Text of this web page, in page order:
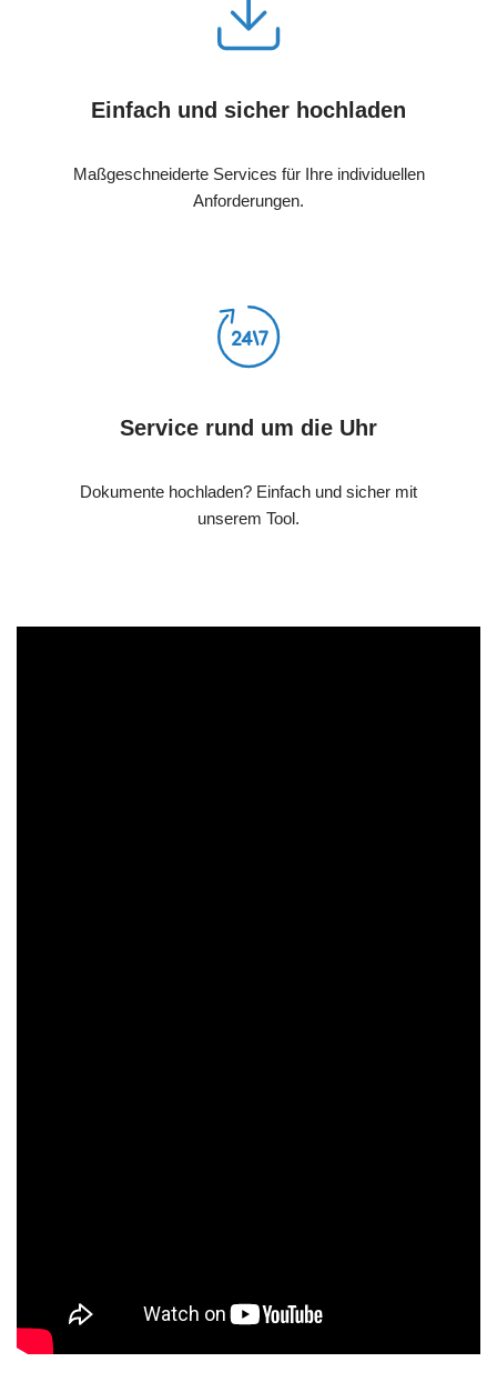
Einfach und sicher hochladen
Maßgeschneiderte Services für Ihre individuellen
Anforderungen.
Service rund um die Uhr
Dokumente hochladen? Einfach und sicher mit
unserem Tool.